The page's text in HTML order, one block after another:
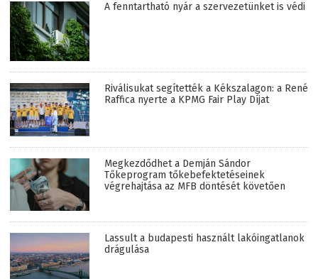
A fenntartható nyár a szervezetünket is védi
Riválisukat segítették a Kékszalagon: a René
Raffica nyerte a KPMG Fair Play Díjat
Megkezdődhet a Demján Sándor
Tőkeprogram tőkebefektetéseinek
végrehajtása az MFB döntését követően
Lassult a budapesti használt lakóingatlanok
drágulása